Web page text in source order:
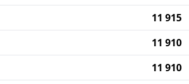
11 915
11 910
11 910